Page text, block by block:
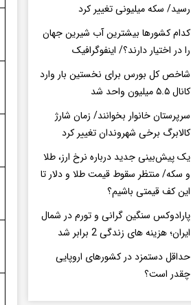
رسید/ سکه میلیونی تغییر کرد
کدام کشورها بیشترین آب شیرین جهان
را در اختیار دارند؟/ اینفوگرافیک
شاخص کل بورس برای نخستین بار وارد
کانال ۵.۵ میلیون واحد شد
سرپرستان خانوار بخوانند/ زمان شارژ
کالابرگ برخی شهروندان تغییر کرد
یک پیش‌بینی جدید درباره نرخ ارز، طلا
و سکه/ منتظر سقوط قیمت طلا و دلار تا
این کف قیمتی باشیم؟
پارادوکس سنگین گرانی و تورم در شمال
ایران؛ هزینه های زندگی 2 برابر ‌شد
حداقل دستمزد در کشورهای اروپایی
چقدر است؟